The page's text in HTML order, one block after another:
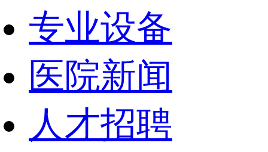
专业设备
医院新闻
人才招聘